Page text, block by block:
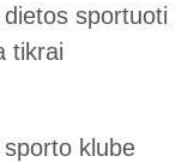
sportuoti
tikrai
klube